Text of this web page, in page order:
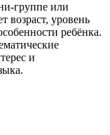
группе или
возраст, уровень
ребёнка.
и